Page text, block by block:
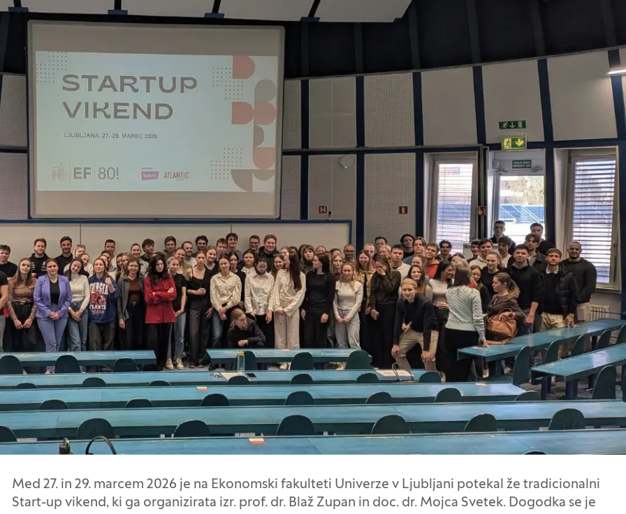
Med 27. in 29. marcem 2026 je na Ekonomski fakulteti Univerze v Ljubljani potekal že tradicionalni
Start-up vikend, ki ga organizirata izr. prof. dr. Blaž Zupan in doc. dr. Mojca Svetek. Dogodka se je